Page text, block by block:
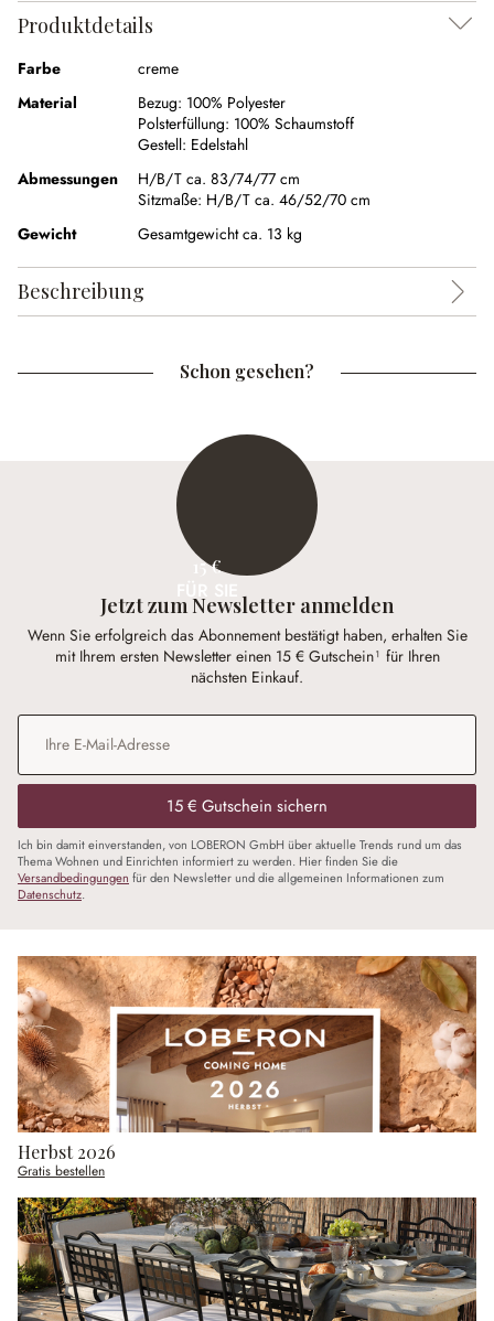
Produktdetails
Farbe
creme
Material
Bezug: 100% Polyester
Polsterfüllung: 100% Schaumstoff
Gestell: Edelstahl
Abmessungen
H/B/T ca. 83/74/77 cm
Sitzmaße: H/B/T ca. 46/52/70 cm
Gewicht
Gesamtgewicht ca. 13 kg
Beschreibung
Schon gesehen?
15 €
Jetzt zum Newsletter anmelden
Wenn Sie erfolgreich das Abonnement bestätigt haben, erhalten Sie
mit Ihrem ersten Newsletter einen 15 € Gutschein¹ für Ihren
nächsten Einkauf.
E-Mail-Adresse
15 € Gutschein sichern
Ich bin damit einverstanden, von LOBERON GmbH über aktuelle Trends rund um das
Thema Wohnen und Einrichten informiert zu werden. Hier finden Sie die
Versandbedingungen für den Newsletter und die allgemeinen Informationen zum
Datenschutz.
Herbst 2026
Gratis bestellen